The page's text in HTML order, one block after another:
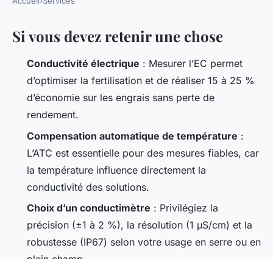
Les meilleurs conductimètres
adaptés à vos besoins
Nicet •11/06/2026 11:59•11 min de lecture
Si vous devez retenir une chose
Conductivité électrique : Mesurer l’EC permet
d’optimiser la fertilisation et de réaliser 15 à 25 %
d’économie sur les engrais sans perte de
rendement.
Compensation automatique de température :
L’ATC est essentielle pour des mesures fiables, car
la température influence directement la
conductivité des solutions.
Choix d’un conductimètre : Privilégiez la
précision (±1 à 2 %), la résolution (1 µS/cm) et la
robustesse (IP67) selon votre usage en serre ou en